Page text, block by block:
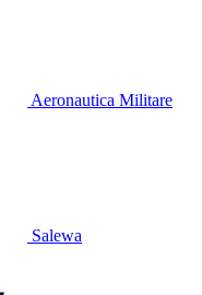
Aeronautica Militare
Salewa